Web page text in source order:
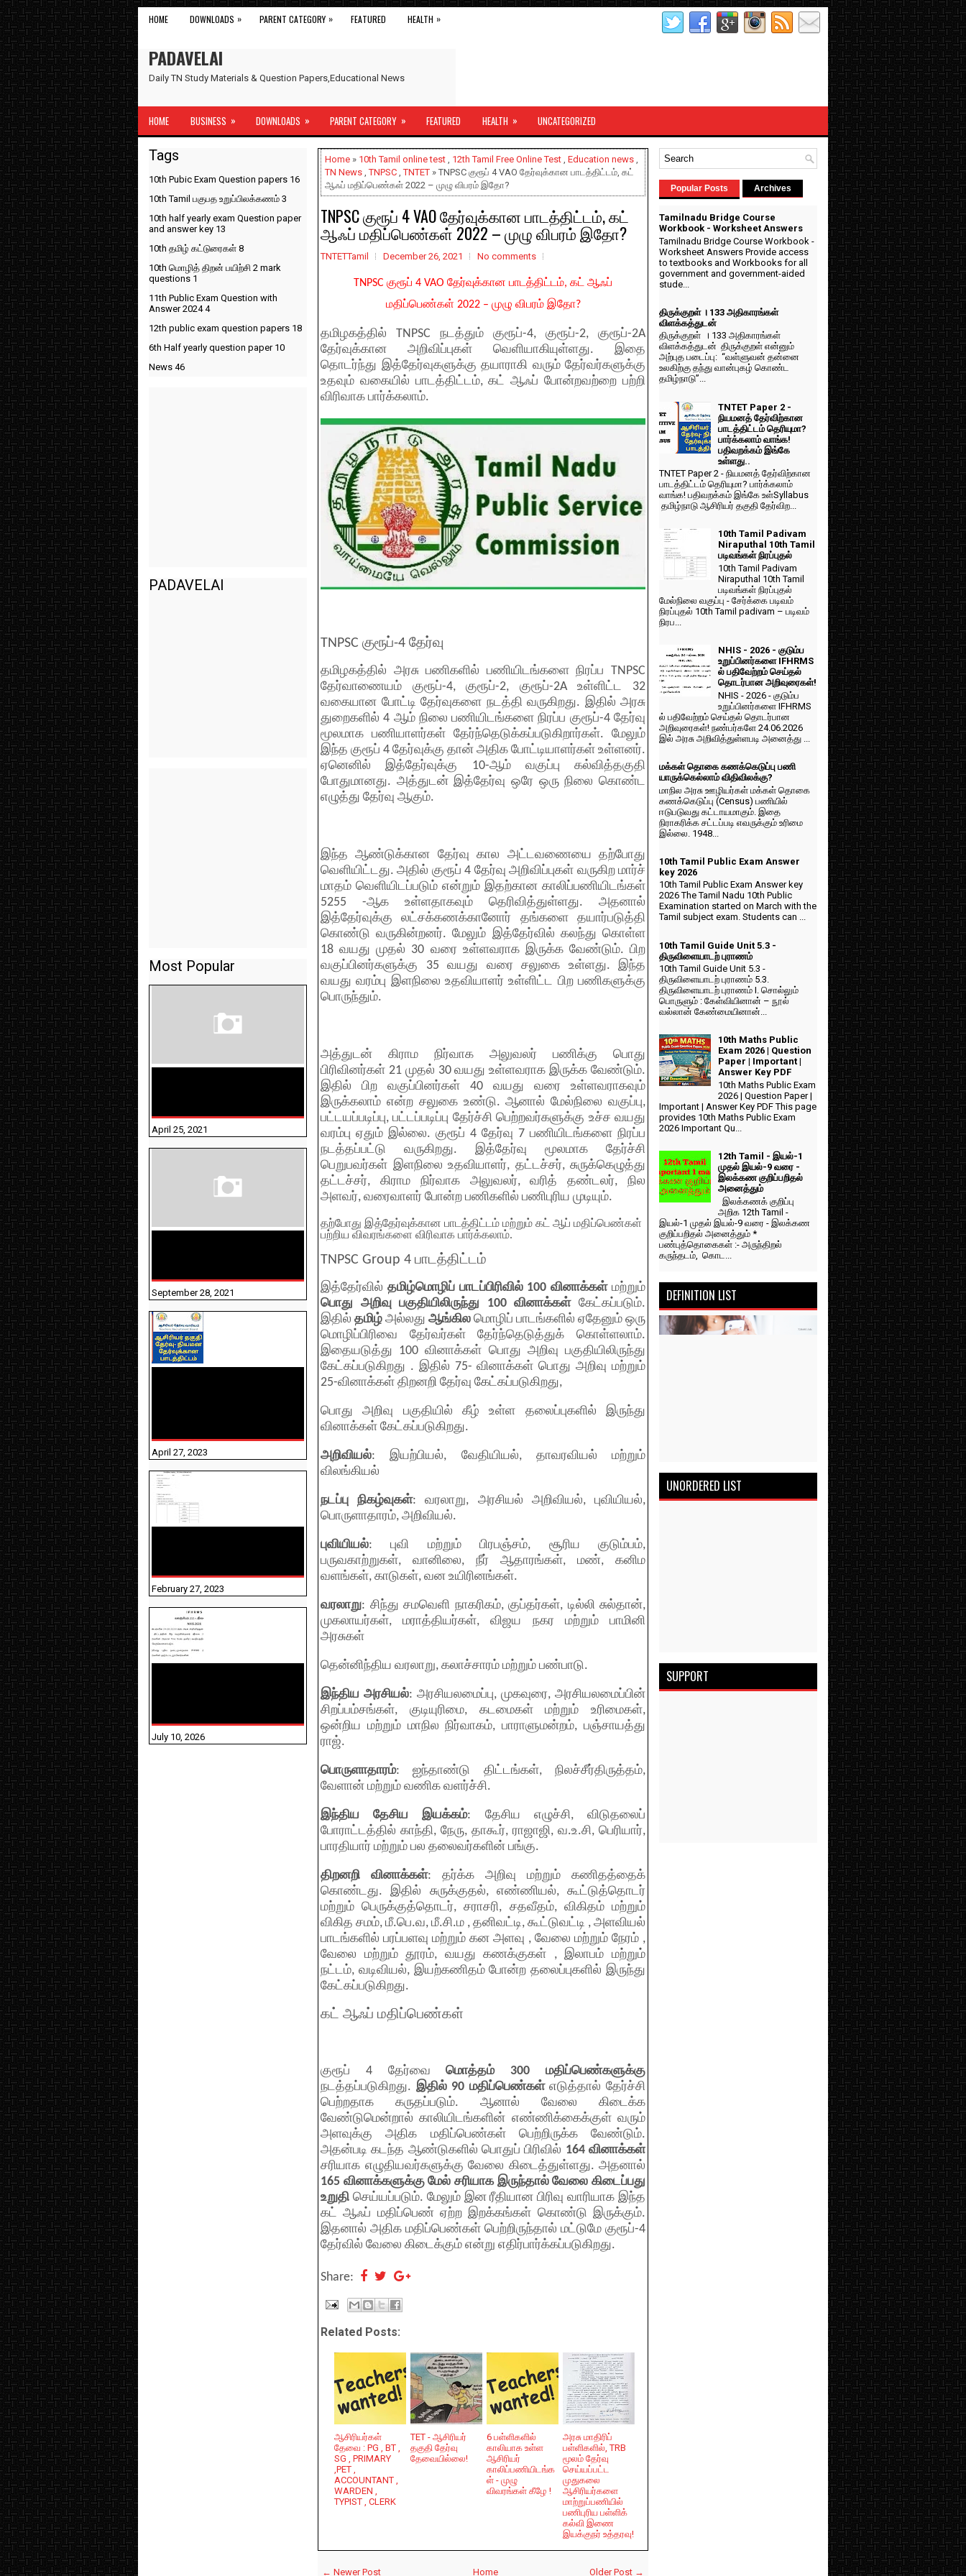
HOME DOWNLOADS » PARENT CATEGORY » FEATURED HEALTH »
PADAVELAI
Daily TN Study Materials & Question Papers,Educational News
HOME BUSINESS » DOWNLOADS » PARENT CATEGORY » FEATURED HEALTH » UNCATEGORIZED
Home » 10th Tamil online test , 12th Tamil Free Online Test , Education news ,
TN News ,TNPSC ,TNTET » TNPSC குரூப் 4 VAO தேர்வுக்கான பாடத்திட்டம், கட்
ஆஃப் மதிப்பெண்கள் 2022 – முழு விபரம் இதோ?
TNPSC குரூப் 4 VAO தேர்வுக்கான பாடத்திட்டம், கட்
ஆஃப் மதிப்பெண்கள் 2022 – முழு விபரம் இதோ?
TNTETTamil December 26, 2021 No comments
TNPSC குரூப் 4 VAO தேர்வுக்கான பாடத்திட்டம், கட் ஆஃப்
மதிப்பெண்கள் 2022 – முழு விபரம் இதோ?
தமிழகத்தில் TNPSC நடத்தும் குரூப்-4, குரூப்-2, குரூப்-2A
தேர்வுக்கான அறிவிப்புகள் வெளியாகியுள்ளது. இதை
தொடர்ந்து இத்தேர்வுகளுக்கு தயாராகி வரும் தேர்வர்களுக்கு
உதவும் வகையில் பாடத்திட்டம், கட் ஆஃப் போன்றவற்றை பற்றி
விரிவாக பார்க்கலாம்.
TNPSC குரூப்-4 தேர்வு
தமிழகத்தில் அரசு பணிகளில் பணியிடங்களை நிரப்ப TNPSC
தேர்வாணையம் குரூப்-4, குரூப்-2, குரூப்-2A உள்ளிட்ட 32
வகையான போட்டி தேர்வுகளை நடத்தி வருகிறது. இதில் அரசு
துறைகளில் 4 ஆம் நிலை பணியிடங்களை நிரப்ப குரூப்-4 தேர்வு
மூலமாக பணியாளர்கள் தேர்ந்தெடுக்கப்படுகிறார்கள். மேலும்
இந்த குரூப் 4 தேர்வுக்கு தான் அதிக போட்டியாளர்கள் உள்ளனர்.
ஏனெனில் இத்தேர்வுக்கு 10-ஆம் வகுப்பு கல்வித்தகுதி
போதுமானது. அத்துடன் இத்தேர்வு ஒரே ஒரு நிலை கொண்ட
எழுத்து தேர்வு ஆகும்.
இந்த ஆண்டுக்கான தேர்வு கால அட்டவணையை தற்போது
வெளியிட்டது. அதில் குரூப் 4 தேர்வு அறிவிப்புகள் வருகிற மார்ச்
மாதம் வெளியிடப்படும் என்றும் இதற்கான காலிப்பணியிடங்கள்
5255 -ஆக உள்ளதாகவும் தெரிவித்துள்ளது. அதனால்
இத்தேர்வுக்கு லட்சக்கணக்கானோர் தங்களை தயார்படுத்தி
கொண்டு வருகின்றனர். மேலும் இத்தேர்வில் கலந்து கொள்ள
18 வயது முதல் 30 வரை உள்ளவராக இருக்க வேண்டும். பிற
வகுப்பினர்களுக்கு 35 வயது வரை சலுகை உள்ளது. இந்த
வயது வரம்பு இளநிலை உதவியாளர் உள்ளிட்ட பிற பணிகளுக்கு
பொருந்தும்.
அத்துடன் கிராம நிர்வாக அலுவலர் பணிக்கு பொது
பிரிவினர்கள் 21 முதல் 30 வயது உள்ளவராக இருக்க வேண்டும்.
இதில் பிற வகுப்பினர்கள் 40 வயது வரை உள்ளவராகவும்
இருக்கலாம் என்ற சலுகை உண்டு. ஆனால் மேல்நிலை வகுப்பு,
பட்டயப்படிப்பு, பட்டப்படிப்பு தேர்ச்சி பெற்றவர்களுக்கு உச்ச வயது
வரம்பு ஏதும் இல்லை. குரூப் 4 தேர்வு 7 பணியிடங்களை நிரப்ப
நடத்தப்பட்டு வருகிறது. இத்தேர்வு மூலமாக தேர்ச்சி
பெறுபவர்கள் இளநிலை உதவியாளர், தட்டச்சர், சுருக்கெழுத்து
தட்டச்சர், கிராம நிர்வாக அலுவலர், வரித் தண்டலர், நில
அளவர், வரைவாளர் போன்ற பணிகளில் பணிபுரிய முடியும்.
தற்போது இத்தேர்வுக்கான பாடத்திட்டம் மற்றும் கட் ஆப் மதிப்பெண்கள்
பற்றிய விவரங்களை விரிவாக பார்க்கலாம்.
TNPSC Group 4 பாடத்திட்டம்
இத்தேர்வில் தமிழ்மொழிப் பாடப்பிரிவில் 100 வினாக்கள்மற்றும்
பொது அறிவு பகுதியிலிருந்து 100 வினாக்கள்கேட்கப்படும்.
இதில் தமிழ் அல்லது ஆங்கில மொழிப் பாடங்களில் ஏதேனும் ஒரு
மொழிப்பிரிவை தேர்வர்கள் தேர்ந்தெடுத்துக் கொள்ளலாம்.
இதையடுத்து 100 வினாக்கள் பொது அறிவு பகுதியிலிருந்து
கேட்கப்படுகிறது . இதில் 75- வினாக்கள் பொது அறிவு மற்றும்
25-வினாக்கள் திறனறி தேர்வு கேட்கப்படுகிறது,
பொது அறிவு பகுதியில் கீழ் உள்ள தலைப்புகளில் இருந்து
வினாக்கள் கேட்கப்படுகிறது.
அறிவியல்: இயற்பியல், வேதியியல், தாவரவியல் மற்றும்
விலங்கியல்
நடப்பு நிகழ்வுகள்: வரலாறு, அரசியல் அறிவியல், புவியியல்,
பொருளாதாரம், அறிவியல்.
புவியியல்: புவி மற்றும் பிரபஞ்சம், சூரிய குடும்பம்,
பருவகாற்றுகள், வானிலை, நீர் ஆதாரங்கள், மண், கனிம
வளங்கள், காடுகள், வன உயிரினங்கள்.
வரலாறு: சிந்து சமவெளி நாகரிகம், குப்தர்கள், டில்லி சுல்தான்,
முகலாயர்கள், மராத்தியர்கள், விஜய நகர மற்றும் பாமினி
அரசுகள்
தென்னிந்திய வரலாறு, கலாச்சாரம் மற்றும் பண்பாடு.
இந்திய அரசியல்: அரசியலமைப்பு, முகவுரை, அரசியலமைப்பின்
சிறப்பம்சங்கள், குடியுரிமை, கடமைகள் மற்றும் உரிமைகள்,
ஒன்றிய மற்றும் மாநில நிர்வாகம், பாராளுமன்றம், பஞ்சாயத்து
ராஜ்.
பொருளாதாரம்: ஐந்தாண்டு திட்டங்கள், நிலச்சீர்திருத்தம்,
வேளான் மற்றும் வணிக வளர்ச்சி.
இந்திய தேசிய இயக்கம்: தேசிய எழுச்சி, விடுதலைப்
போராட்டத்தில் காந்தி, நேரு, தாகூர், ராஜாஜி, வ.உ.சி, பெரியார்,
பாரதியார் மற்றும் பல தலைவர்களின் பங்கு.
திறனறி வினாக்கள்: தர்க்க அறிவு மற்றும் கணிதத்தைக்
கொண்டது. இதில் சுருக்குதல், எண்ணியல், கூட்டுத்தொடர்
மற்றும் பெருக்குத்தொடர், சராசரி, சதவீதம், விகிதம் மற்றும்
விகித சமம், மீ.பெ.வ, மீ.சி.ம , தனிவட்டி, கூட்டுவட்டி , அளவியல்
பாடங்களில் பரப்பளவு மற்றும் கன அளவு , வேலை மற்றும் நேரம் ,
வேலை மற்றும் தூரம், வயது கணக்குகள் , இலாபம் மற்றும்
நட்டம், வடிவியல், இயற்கணிதம் போன்ற தலைப்புகளில் இருந்து
கேட்கப்படுகிறது.
கட் ஆஃப் மதிப்பெண்கள்
குரூப் 4 தேர்வைமொத்தம் 300 மதிப்பெண்களுக்கு
நடத்தப்படுகிறது. இதில் 90 மதிப்பெண்கள்எடுத்தால் தேர்ச்சி
பெற்றதாக கருதப்படும். ஆனால் வேலை கிடைக்க
வேண்டுமென்றால் காலியிடங்களின் எண்ணிக்கைக்குள் வரும்
அளவுக்கு அதிக மதிப்பெண்கள் பெற்றிருக்க வேண்டும்.
அதன்படி கடந்த ஆண்டுகளில் பொதுப் பிரிவில் 164 வினாக்கள்
சரியாக எழுதியவர்களுக்கு வேலை கிடைத்துள்ளது. அதனால்
165 வினாக்களுக்கு மேல் சரியாக இருந்தால் வேலை கிடைப்பது
உறுதி செய்யப்படும். மேலும் இன ரீதியான பிரிவு வாரியாக இந்த
கட் ஆஃப் மதிப்பெண் ஏற்ற இறக்கங்கள் கொண்டு இருக்கும்.
இதனால் அதிக மதிப்பெண்கள் பெற்றிருந்தால் மட்டுமே குரூப்-4
தேர்வில் வேலை கிடைக்கும் என்று எதிர்பார்க்கப்படுகிறது.
Share:
Related Posts:
ஆசிரியர்கள்
தேவை : PG , BT ,
SG , PRIMARY
,PET ,
ACCOUNTANT ,
WARDEN ,
TYPIST , CLERK
TET - ஆசிரியர்
தகுதி தேர்வு
தேவையில்லை!
6 பள்ளிகளில்
காலியாக உள்ள
ஆசிரியர்
காலிப்பணியிடங்க
ள் - முழு
விவரங்கள் கீழே !
அரசு மாதிரிப்
பள்ளிகளில், TRB
மூலம் தேர்வு
செய்யப்பட்ட
முதுகலை
ஆசிரியர்களை
மாற்றுப்பணியில்
பணிபுரிய பள்ளிக்
கல்வி இணை
இயக்குநர் உத்தரவு!
← Newer Post Older Post →
Home
Tags
10th Pubic Exam Question papers 16
10th Tamil பகுபத உறுப்பிலக்கணம் 3
10th half yearly exam Question paper
and answer key 13
10th தமிழ் கட்டுரைகள் 8
10th மொழித் திறன் பயிற்சி 2 mark
questions 1
11th Public Exam Question with
Answer 20244
12th public exam question papers 18
6th Half yearly question paper 10
News 46
PADAVELAI
Most Popular
April 25, 2021
September 28, 2021
April 27, 2023
February 27, 2023
July 10, 2026
Popular Posts Archives
Tamilnadu Bridge Course
Workbook - Worksheet Answers
Tamilnadu Bridge Course Workbook -
Worksheet Answers Provide access
to textbooks and Workbooks for all
government and government-aided
stude...
திருக்குறள் । 133 அதிகாரங்கள்
விளக்கத்துடன்
திருக்குறள் । 133 அதிகாரங்கள்
விளக்கத்துடன் திருக்குறள் என்னும்
அற்புத படைப்பு: “வள்ளுவன் தன்னை
உலகிற்கு தந்து வான்புகழ் கொண்ட
தமிழ்நாடு”...
TNTET Paper 2 -
நியமனத் தேர்விற்கான
பாடத்திட்டம் தெரியுமா?
பார்க்கலாம் வாங்க!
பதிவறக்கம் இங்கே
உள்ளது..
TNTET Paper 2 - நியமனத் தேர்விற்கான
பாடத்திட்டம் தெரியுமா? பார்க்கலாம்
வாங்க! பதிவறக்கம் இங்கே உள்Syllabus
தமிழ்நாடு ஆசிரியர் தகுதி தேர்விற...
10th Tamil Padivam
Niraputhal 10th Tamil
படிவங்கள் நிரப்புதல்
10th Tamil Padivam
Niraputhal 10th Tamil
படிவங்கள் நிரப்புதல்
மேல்நிலை வகுப்பு - சேர்க்கை படிவம்
நிரப்புதல் 10th Tamil padivam – படிவம்
நிரப...
NHIS - 2026 - குடும்ப
உறுப்பினர்களை IFHRMS
ல் பதிவேற்றம் செய்தல்
தொடர்பான அறிவுரைகள்!
NHIS - 2026 - குடும்ப
உறுப்பினர்களை IFHRMS
ல் பதிவேற்றம் செய்தல் தொடர்பான
அறிவுரைகள்! நண்பர்களே 24.06.2026
இல் அரசு அறிவித்துள்ளபடி அனைத்து ...
மக்கள் தொகை கணக்கெடுப்பு பணி
யாருக்கெல்லாம் விதிவிலக்கு?
மாநில அரசு ஊழியர்கள் மக்கள் தொகை
கணக்கெடுப்பு (Census) பணியில்
ஈடுபடுவது கட்டாயமாகும். இதை
நிராகரிக்க சட்டப்படி எவருக்கும் உரிமை
இல்லை. 1948...
10th Tamil Public Exam Answer
key 2026
10th Tamil Public Exam Answer key
2026 The Tamil Nadu 10th Public
Examination started on March with the
Tamil subject exam. Students can ...
10th Tamil Guide Unit 5.3 -
திருவிளையாடற் புராணம்
10th Tamil Guide Unit 5.3 -
திருவிளையாடற் புராணம் 5.3.
திருவிளையாடற் புராணம் I. சொல்லும்
பொருளும் : கேள்வியினான் – நூல்
வல்லான் கேண்மையினான்...
10th Maths Public
Exam 2026 | Question
Paper | Important |
Answer Key PDF
10th Maths Public Exam
2026 | Question Paper |
Important | Answer Key PDF This page
provides 10th Maths Public Exam
2026 Important Qu...
12th Tamil - இயல்-1
முதல் இயல்-9 வரை -
இலக்கண குறிப்பறிதல்
அனைத்தும்
இலக்கணக் குறிப்பு
அறிக 12th Tamil -
இயல்-1 முதல் இயல்-9 வரை - இலக்கண
குறிப்பறிதல் அனைத்தும் *
பண்புத்தொகைகள் :- அருந்திறல்
கருந்தடம், கொட...
DEFINITION LIST
UNORDERED LIST
SUPPORT